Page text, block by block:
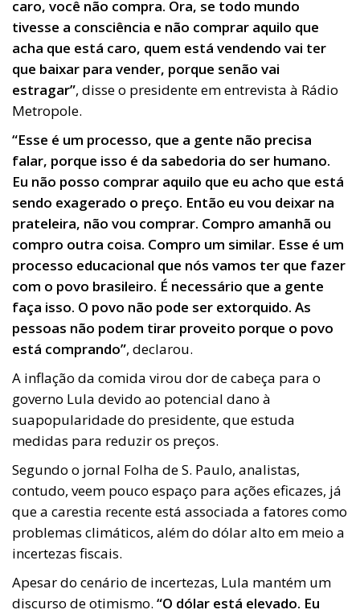
caro, você não compra. Ora, se todo mundo
tivesse a consciência e não comprar aquilo que
acha que está caro, quem está vendendo vai ter
que baixar para vender, porque senão vai
estragar”, disse o presidente em entrevista à Rádio
Metropole.
“Esse é um processo, que a gente não precisa
falar, porque isso é da sabedoria do ser humano.
Eu não posso comprar aquilo que eu acho que está
sendo exagerado o preço. Então eu vou deixar na
prateleira, não vou comprar. Compro amanhã ou
compro outra coisa. Compro um similar. Esse é um
processo educacional que nós vamos ter que fazer
com o povo brasileiro. É necessário que a gente
faça isso. O povo não pode ser extorquido. As
pessoas não podem tirar proveito porque o povo
está comprando”, declarou.
A inflação da comida virou dor de cabeça para o
governo Lula devido ao potencial dano à
suapopularidade do presidente, que estuda
medidas para reduzir os preços.
Segundo o jornal Folha de S. Paulo, analistas,
contudo, veem pouco espaço para ações eficazes, já
que a carestia recente está associada a fatores como
problemas climáticos, além do dólar alto em meio a
incertezas fiscais.
Apesar do cenário de incertezas, Lula mantém um
discurso de otimismo. “O dólar está elevado. Eu